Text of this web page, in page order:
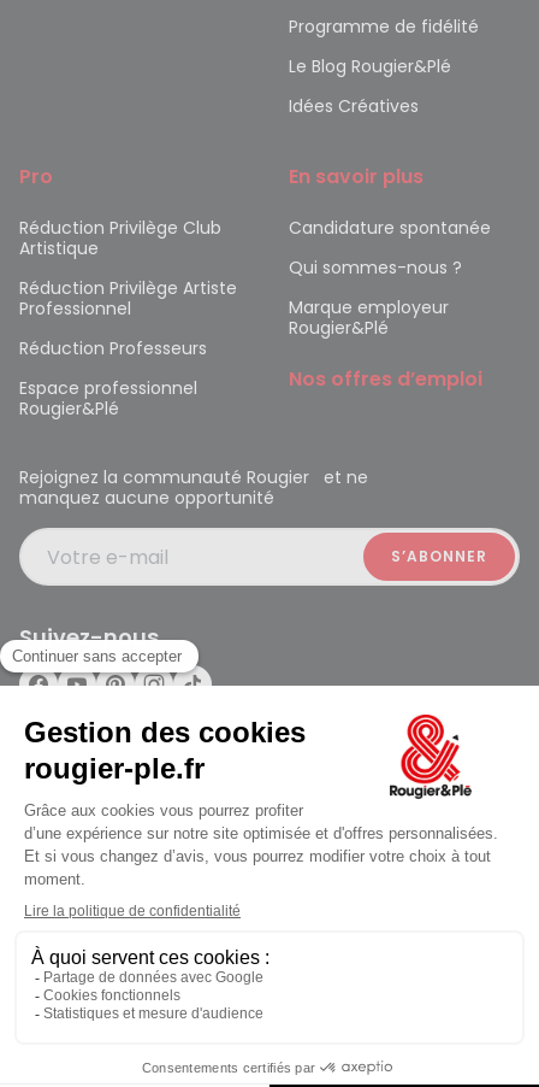
jusqu'au Vendredi à 09:30
Programme de fidélité
Le Blog Rougier&Plé
Idées Créatives
Pro
Réduction Privilège Club
Artistique
Réduction Privilège Artiste
Professionnel
Réduction Professeurs
Espace professionnel
Rougier&Plé
En savoir plus
Candidature spontanée
Qui sommes-nous ?
Marque employeur
Rougier&Plé
Nos offres d’emploi
Rejoignez la communauté Rougier et ne
manquez aucune opportunité
Votre e-mail
Suivez-nous
Rougier et Plé 2024 Copyright
Mentions légales
Conditions générales des ventes
Données personnelles
Paiement sécurisé
Plan du site